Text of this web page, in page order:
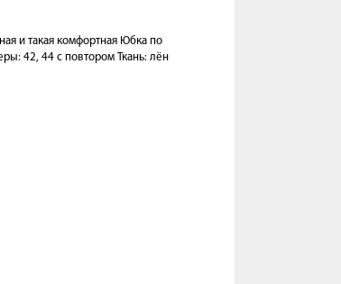
и такая комфортная Юбка по
42, 44 с повтором Ткань: лён